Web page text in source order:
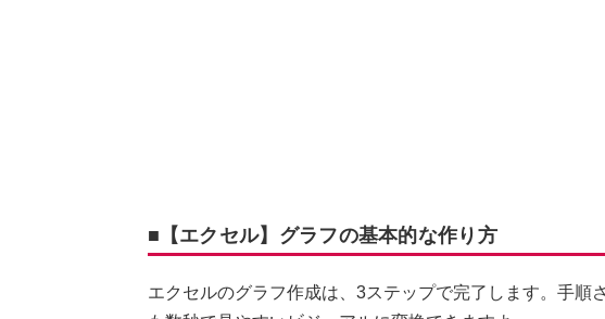
■【エクセル】グラフの基本的な作り方
エクセルのグラフ作成は、3ステップで完了します。手順